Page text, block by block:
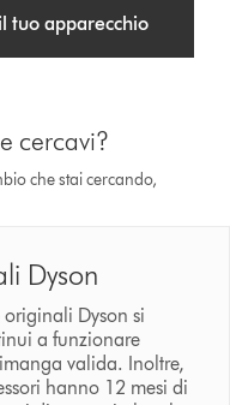
tuo apparecchio
cercavi?
che stai cercando,
Dyson
Dyson si
a funzionare
valida. Inoltre,
hanno 12 mesi di